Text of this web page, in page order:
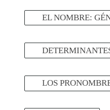
EL NOMBRE:
LOS